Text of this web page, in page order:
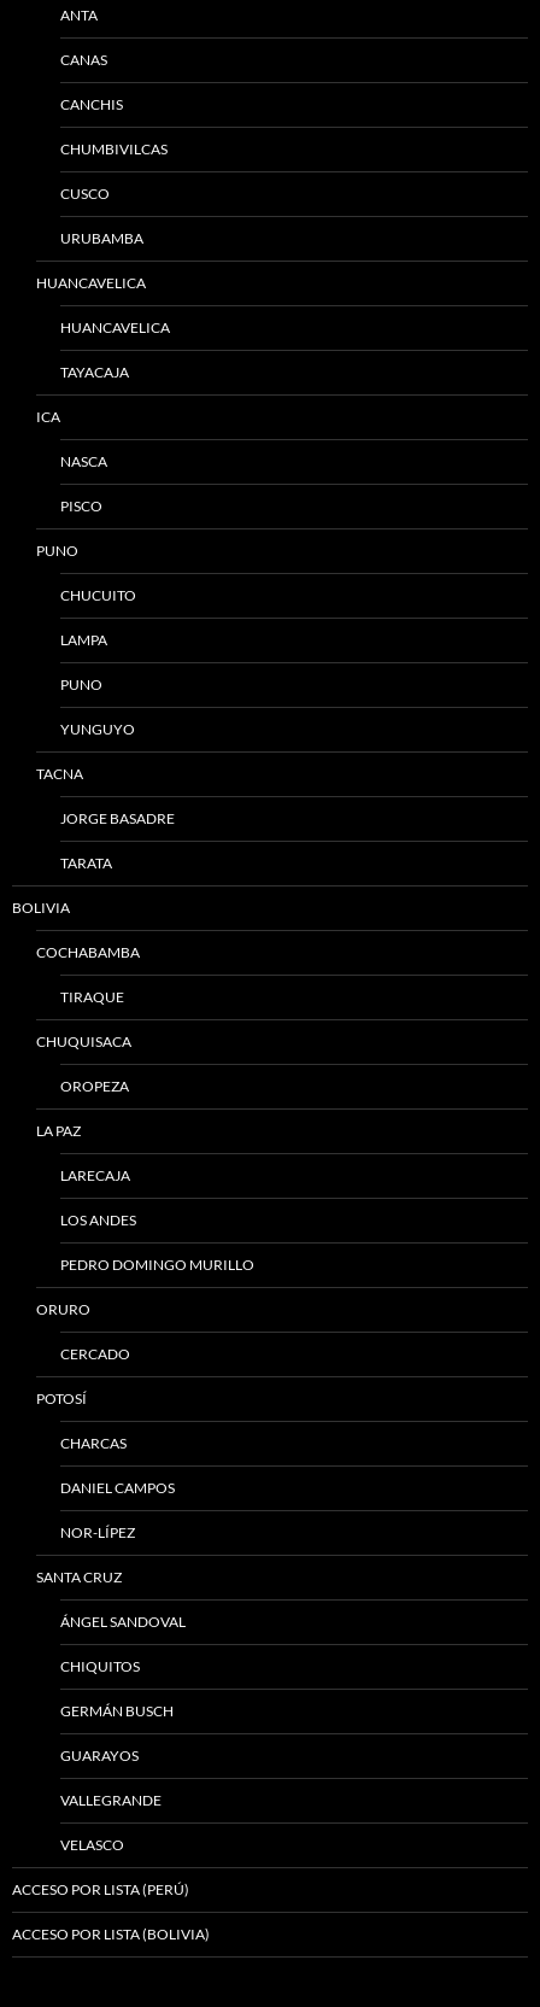
ANTA
CANAS
CANCHIS
CHUMBIVILCAS
CUSCO
URUBAMBA
HUANCAVELICA
HUANCAVELICA
TAYACAJA
ICA
NASCA
PISCO
PUNO
CHUCUITO
LAMPA
PUNO
YUNGUYO
TACNA
JORGE BASADRE
TARATA
BOLIVIA
COCHABAMBA
TIRAQUE
CHUQUISACA
OROPEZA
LA PAZ
LARECAJA
LOS ANDES
PEDRO DOMINGO MURILLO
ORURO
CERCADO
POTOSÍ
CHARCAS
DANIEL CAMPOS
NOR-LÍPEZ
SANTA CRUZ
ÁNGEL SANDOVAL
CHIQUITOS
GERMÁN BUSCH
GUARAYOS
VALLEGRANDE
VELASCO
ACCESO POR LISTA (PERÚ)
ACCESO POR LISTA (BOLIVIA)